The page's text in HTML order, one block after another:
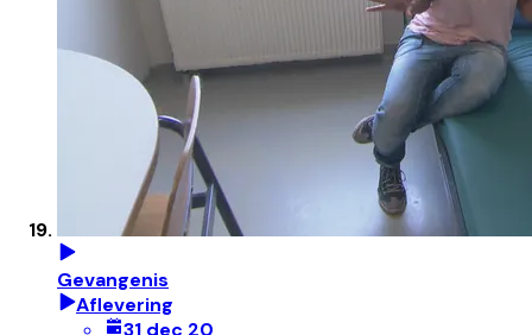
Gevangenis
Aflevering
31 dec 20